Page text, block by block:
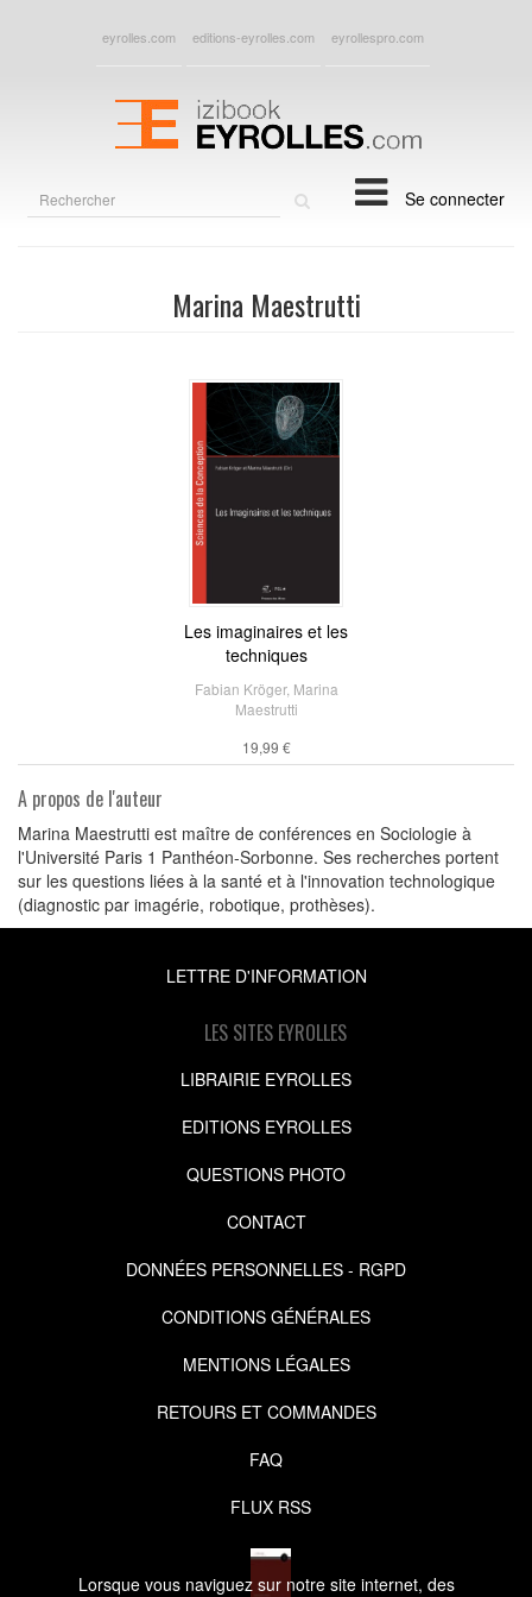
Lorsque vous naviguez sur notre site internet, des
eyrolles.com editions-eyrolles.com eyrollespro.com
Se connecter
Marina Maestrutti
Les imaginaires et les
techniques
Fabian Kröger, Marina
Maestrutti
19,99 €
A propos de l'auteur
Marina Maestrutti est maître de conférences en Sociologie à
l'Université Paris 1 Panthéon-Sorbonne. Ses recherches portent
sur les questions liées à la santé et à l'innovation technologique
(diagnostic par imagérie, robotique, prothèses).
LETTRE D'INFORMATION
LES SITES EYROLLES
LIBRAIRIE EYROLLES
EDITIONS EYROLLES
QUESTIONS PHOTO
CONTACT
DONNÉES PERSONNELLES - RGPD
CONDITIONS GÉNÉRALES
MENTIONS LÉGALES
RETOURS ET COMMANDES
FAQ
FLUX RSS